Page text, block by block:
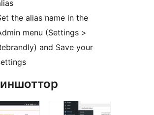
the alias name in the
menu (Settings >
and Save your